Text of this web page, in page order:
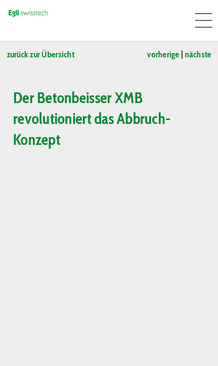
zurück zur Übersicht vorherige nächste
Der Betonbeisser XMB
revolutioniert das Abbruch-
Konzept